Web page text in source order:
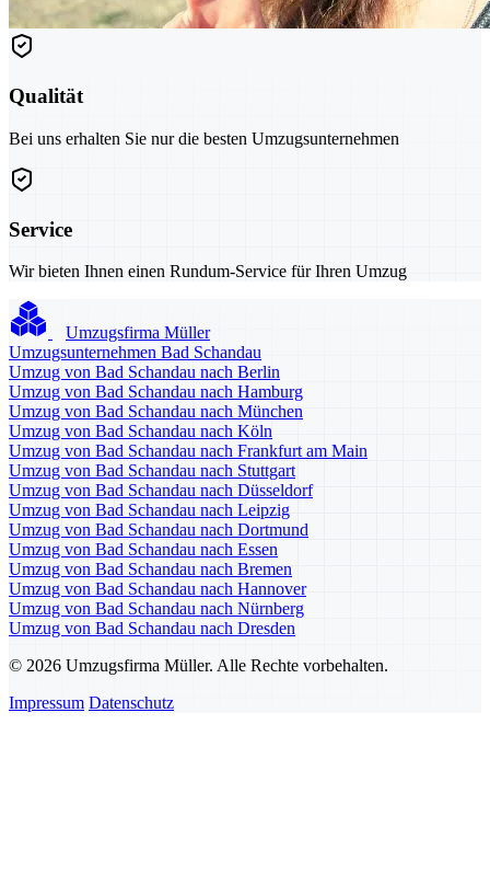
Qualität
Bei uns erhalten Sie nur die besten Umzugsunternehmen
Service
Wir bieten Ihnen einen Rundum-Service für Ihren Umzug
Umzugsfirma Müller
Umzugsunternehmen Bad Schandau
Umzug von Bad Schandau nach Berlin
Umzug von Bad Schandau nach Hamburg
Umzug von Bad Schandau nach München
Umzug von Bad Schandau nach Köln
Umzug von Bad Schandau nach Frankfurt am Main
Umzug von Bad Schandau nach Stuttgart
Umzug von Bad Schandau nach Düsseldorf
Umzug von Bad Schandau nach Leipzig
Umzug von Bad Schandau nach Dortmund
Umzug von Bad Schandau nach Essen
Umzug von Bad Schandau nach Bremen
Umzug von Bad Schandau nach Hannover
Umzug von Bad Schandau nach Nürnberg
Umzug von Bad Schandau nach Dresden
© 2026 Umzugsfirma Müller. Alle Rechte vorbehalten.
Impressum Datenschutz